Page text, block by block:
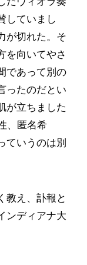
していまし
が切れた。そ
を向いてやさ
であって別の
ったのだとい
が立ちました
、匿名希
ていうのは別
教え、訃報と
ンディアナ大